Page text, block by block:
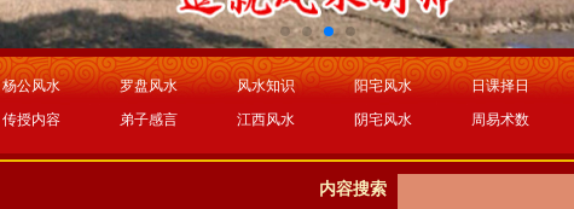
杨公风水 罗盘风水 风水知识 阳宅风水 日课择日
传授内容 弟子感言 江西风水 阴宅风水 周易术数
内容搜索